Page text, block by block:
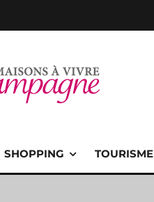
SHOPPING TOURISME